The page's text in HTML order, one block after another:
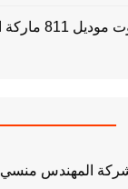
المهندس منسي
المهندس منسي